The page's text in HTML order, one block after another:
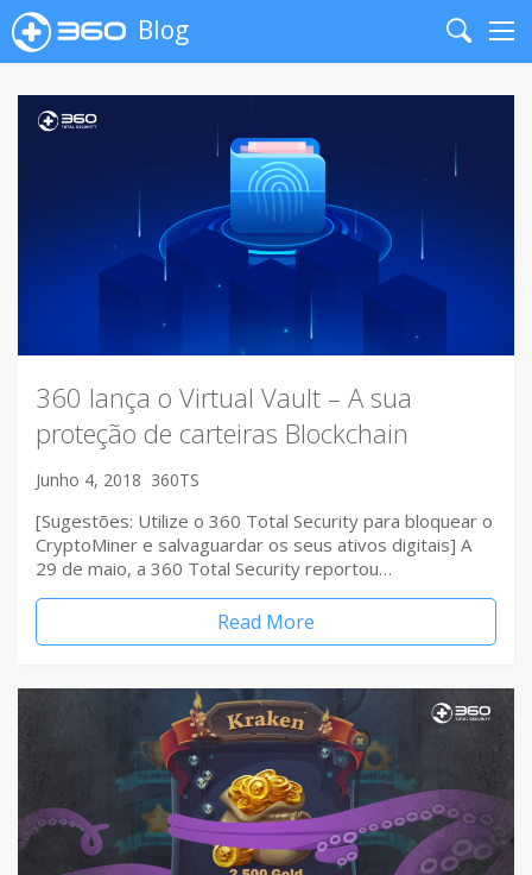
Blog
Search
360 lança o Virtual Vault – A sua
proteção de carteiras Blockchain
Junho 4, 2018 360TS
[Sugestões: Utilize o 360 Total Security para bloquear o
CryptoMiner e salvaguardar os seus ativos digitais] A
29 de maio, a 360 Total Security reportou…
Read More